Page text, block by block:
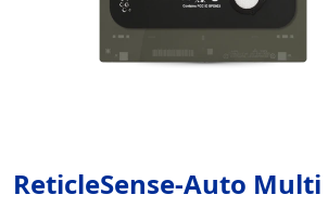
ReticleSense-Auto Multi